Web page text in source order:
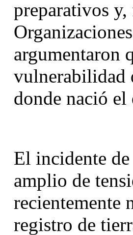
preparativos
argumentaron
vulnerabilidad
donde nació
El incidente
amplio de
recientemente
registro de